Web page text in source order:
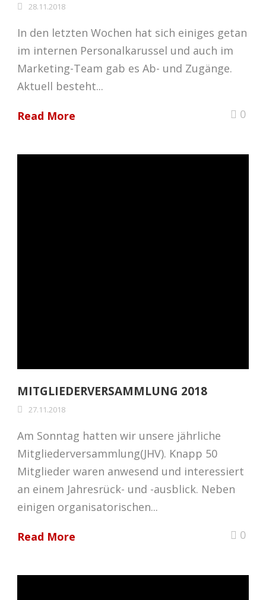
28.11.2018
In den letzten Wochen hat sich einiges getan
im internen Personalkarussel und auch im
Marketing-Team gab es Ab- und Zugänge.
Aktuell besteht...
Read More 0
MITGLIEDERVERSAMMLUNG 2018
27.11.2018
Am Sonntag hatten wir unsere jährliche
Mitgliederversammlung(JHV). Knapp 50
Mitglieder waren anwesend und interessiert
an einem Jahresrück- und -ausblick. Neben
einigen organisatorischen...
Read More 0